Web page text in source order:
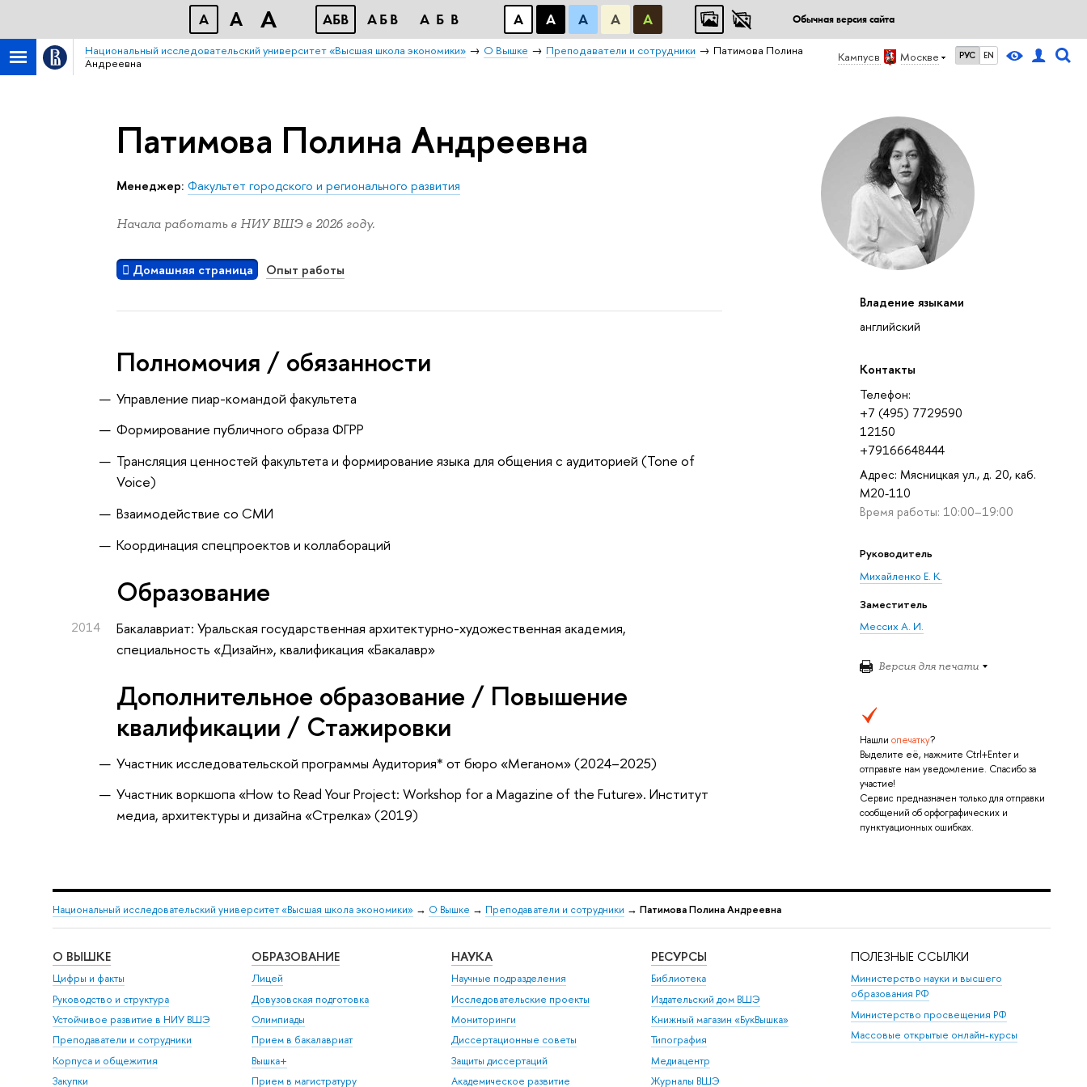
A A A АБB АБB АБB А А А А А Обычная версия сайта
Кампус в Москве РУС EN
Национальный исследовательский университет «Высшая школа экономики» О Вышке Преподаватели и сотрудники
Патимова Полина
Андреевна
Владение языками
английский
Контакты
Телефон:
+7 (495) 7729590
12150
+79166648444
Адрес: Мясницкая ул., д. 20, каб.
М20-110
Время работы: 10:00–19:00
Руководитель
Михайленко Е. К.
Заместитель
Мессих А. И.
Версия для печати
Нашли опечатку?
Выделите её, нажмите Ctrl+Enter и
отправьте нам уведомление. Спасибо за
участие!
Сервис предназначен только для отправки
сообщений об орфографических и
пунктуационных ошибках.
Патимова Полина Андреевна
Менеджер: Факультет городского и регионального развития
Начала работать в НИУ ВШЭ в 2026 году.
Домашняя страница Опыт работы
Полномочия / обязанности
Управление пиар-командой факультета
Формирование публичного образа ФГРР
Трансляция ценностей факультета и формирование языка для общения с аудиторией (Tone of
Voice)
Взаимодействие со СМИ
Координация спецпроектов и коллабораций
Oбразование
2014
Бакалавриат: Уральская государственная архитектурно-художественная академия,
специальность «Дизайн», квалификация «Бакалавр»
Дополнительное образование / Повышение
квалификации / Стажировки
Участник исследовательской программы Аудитория* от бюро «Меганом» (2024–2025)
Участник воркшопа «How to Read Your Project: Workshop for a Magazine of the Future». Институт
медиа, архитектуры и дизайна «Стрелка» (2019)
Национальный исследовательский университет «Высшая школа экономики» → О Вышке → Преподаватели и сотрудники → Патимова Полина Андреевна
О ВЫШКЕ
Цифры и факты
Руководство и структура
Устойчивое развитие в НИУ ВШЭ
Преподаватели и сотрудники
Корпуса и общежития
Закупки
ОБРАЗОВАНИЕ
Лицей
Довузовская подготовка
Олимпиады
Прием в бакалавриат
Вышка+
Прием в магистратуру
НАУКА
Научные подразделения
Исследовательские проекты
Мониторинги
Диссертационные советы
Защиты диссертаций
Академическое развитие
РЕСУРСЫ
Библиотека
Издательский дом ВШЭ
Книжный магазин «БукВышка»
Типография
Медиацентр
Журналы ВШЭ
ПОЛЕЗНЫЕ ССЫЛКИ
Министерство науки и высшего
образования РФ
Министерство просвещения РФ
Массовые открытые онлайн-курсы